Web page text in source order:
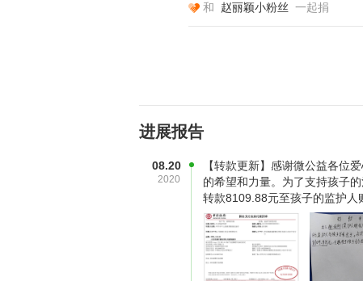
第二天一大早，我就带着娃来到省
花再多的钱我都会想办法。大夫说
治疗。图为病床上的儿子很难受。
和
赵丽颖小粉丝 一起捐
进展报告
08.20
2020
【转款更新】感谢微公益各位
的希望和力量。为了支持孩子
转款8109.88元至孩子的监护人